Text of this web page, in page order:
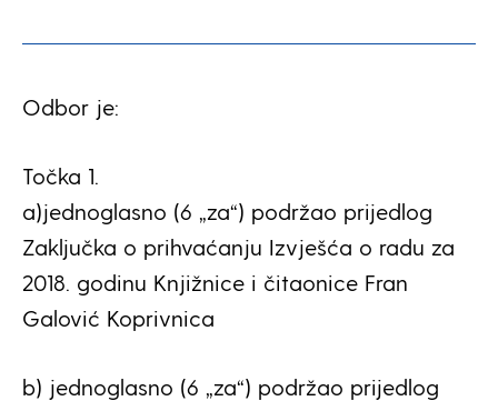
Odbor je:
Točka 1.
a)jednoglasno (6 „za“) podržao prijedlog
Zaključka o prihvaćanju Izvješća o radu za
2018. godinu Knjižnice i čitaonice Fran
Galović Koprivnica
b) jednoglasno (6 „za“) podržao prijedlog